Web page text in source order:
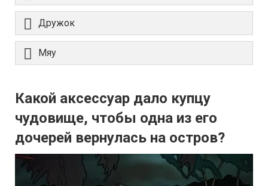
Дружок
Мяу
Какой аксессуар дало купцу
чудовище, чтобы одна из его
дочерей вернулась на остров?